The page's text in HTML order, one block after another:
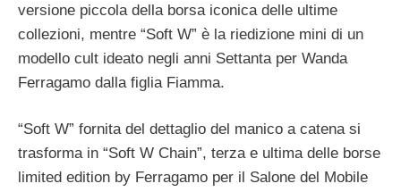
versione piccola della borsa iconica delle ultime
collezioni, mentre “Soft W” è la riedizione mini di un
modello cult ideato negli anni Settanta per Wanda
Ferragamo dalla figlia Fiamma.
“Soft W” fornita del dettaglio del manico a catena si
trasforma in “Soft W Chain”, terza e ultima delle borse
limited edition by Ferragamo per il Salone del Mobile